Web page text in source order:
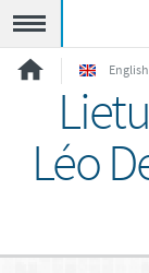
English
Léo